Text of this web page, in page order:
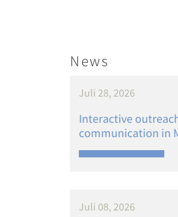
News
Juli 28, 2026
Interactive
communication in
Juli 08, 2026